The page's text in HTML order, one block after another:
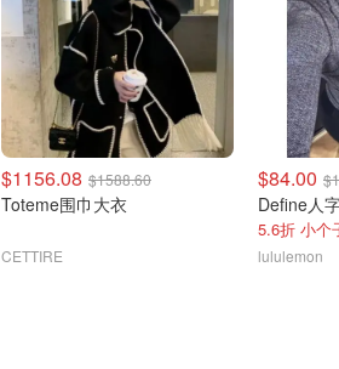
$1156.08 $1588.60
Toteme围巾大衣
CETTIRE
$84.00
Define人
lululemon